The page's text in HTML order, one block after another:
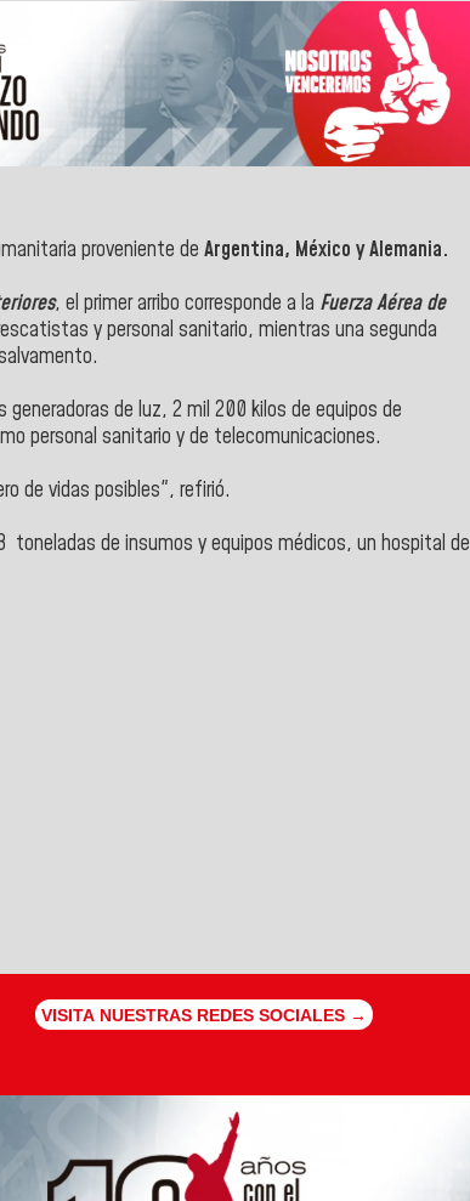
proveniente de Argentina, México y Alemania.
, el primer arribo corresponde a la Fuerza Aérea de
y personal sanitario, mientras una segunda
de luz, 2 mil 200 kilos de equipos de
personal sanitario y de telecomunicaciones.
de vidas posibles", refirió.
toneladas de insumos y equipos médicos, un hospital de
VISITA NUESTRAS REDES SOCIALES →